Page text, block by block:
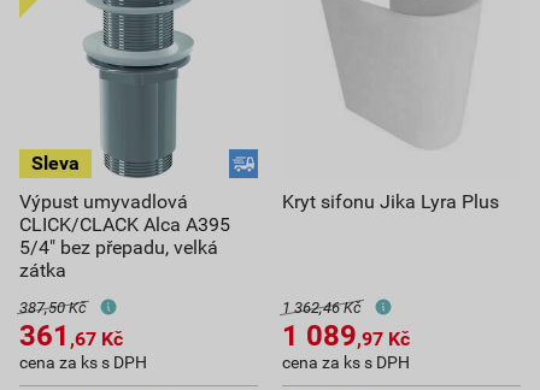
Výpust umyvadlová
CLICK/CLACK Alca A395
5/4" bez přepadu, velká
zátka
387,50 Kč
361 ,67 Kč
cena za ks s DPH
Kryt sifonu Jika Lyra Plus
1 362,46 Kč
1 089,97 Kč
cena za ks s DPH